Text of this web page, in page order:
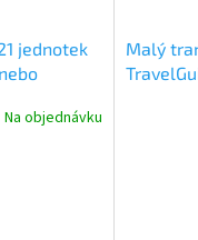
jednotek
Na objednávku
Malý